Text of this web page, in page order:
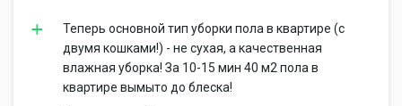
Теперь основной тип уборки пола в квартире (с
двумя кошками!) - не сухая, а качественная
влажная уборка! За 10-15 мин 40 м2 пола в
квартире вымыто до блеска!